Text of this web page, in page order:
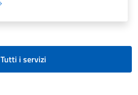
Tutti i servizi